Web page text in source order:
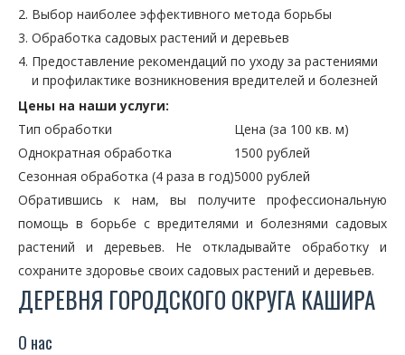
Выбор наиболее эффективного метода борьбы
Обработка садовых растений и деревьев
Предоставление рекомендаций по уходу за растениями
и профилактике возникновения вредителей и болезней
Цены на наши услуги:
Тип обработки
Цена (за 100 кв. м)
Однократная обработка
1500 рублей
Сезонная обработка (4 раза в год)5000 рублей
Обратившись к нам, вы получите профессиональную
помощь в борьбе с вредителями и болезнями садовых
растений и деревьев. Не откладывайте обработку и
сохраните здоровье своих садовых растений и деревьев.
ДЕРЕВНЯ ГОРОДСКОГО ОКРУГА КАШИРА
О нас